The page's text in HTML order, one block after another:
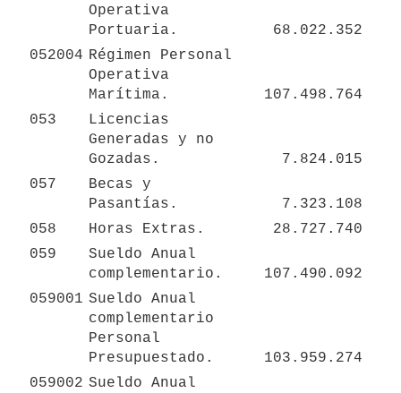
Operativa
Portuaria.
68.022.352
052004 Régimen Personal
Operativa
Marítima.
107.498.764
053
Licencias
Generadas y no
Gozadas.
7.824.015
057
Becas y
Pasantías.
7.323.108
058
Horas Extras.
28.727.740
059
Sueldo Anual
complementario.
107.490.092
059001 Sueldo Anual
complementario
Personal
Presupuestado.
103.959.274
059002 Sueldo Anual